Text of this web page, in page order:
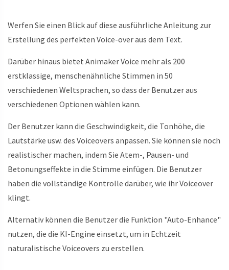
Werfen Sie einen Blick auf diese ausführliche Anleitung zur
Erstellung des perfekten Voice-over aus dem Text.
Darüber hinaus bietet Animaker Voice mehr als 200
erstklassige, menschenähnliche Stimmen in 50
verschiedenen Weltsprachen, so dass der Benutzer aus
verschiedenen Optionen wählen kann.
Der Benutzer kann die Geschwindigkeit, die Tonhöhe, die
Lautstärke usw. des Voiceovers anpassen. Sie können sie noch
realistischer machen, indem Sie Atem-, Pausen- und
Betonungseffekte in die Stimme einfügen. Die Benutzer
haben die vollständige Kontrolle darüber, wie ihr Voiceover
klingt.
Alternativ können die Benutzer die Funktion "Auto-Enhance"
nutzen, die die KI-Engine einsetzt, um in Echtzeit
naturalistische Voiceovers zu erstellen.